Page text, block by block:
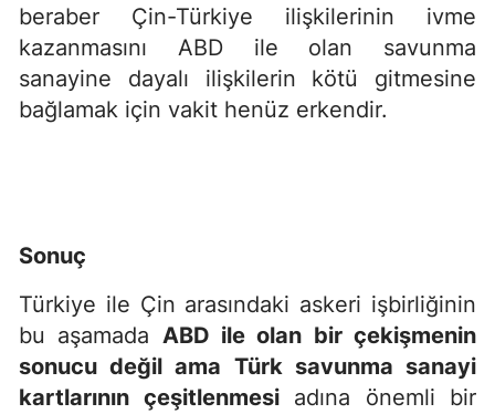
beraber Çin-Türkiye ilişkilerinin ivme
kazanmasını ABD ile olan savunma
sanayine dayalı ilişkilerin kötü gitmesine
bağlamak için vakit henüz erkendir.
Sonuç
Türkiye ile Çin arasındaki askeri işbirliğinin
bu aşamada ABD ile olan bir çekişmenin
sonucu değil ama Türk savunma sanayi
kartlarının çeşitlenmesiadına önemli bir